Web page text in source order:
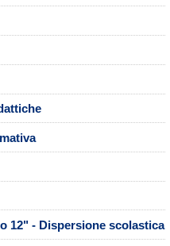
12" - Dispersione scolastica